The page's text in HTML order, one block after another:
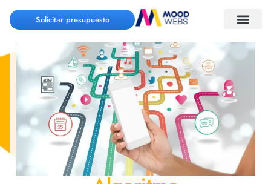
Solicitar presupuesto